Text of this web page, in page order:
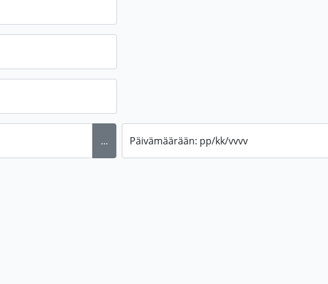
... Päivämäärään: pp/kk/vvvv